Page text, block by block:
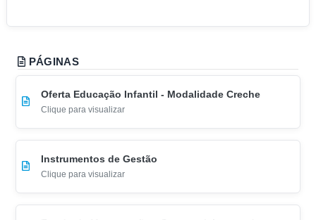
PÁGINAS
Oferta Educação Infantil - Modalidade Creche
Clique para visualizar
Instrumentos de Gestão
Clique para visualizar